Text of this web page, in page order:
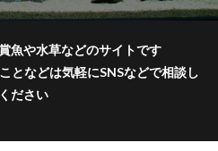
魚や水草などのサイトです
となどは気軽にSNSなどで相談し
ださい